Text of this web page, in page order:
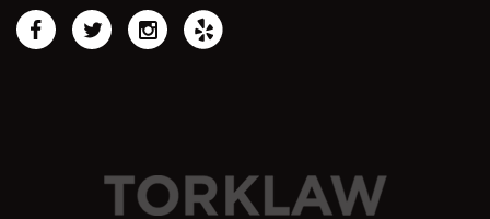
FacebookTwitterInstagram